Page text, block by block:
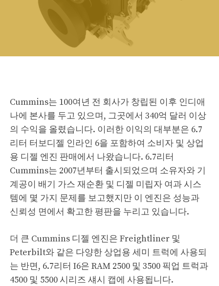
Cummins는 100여년 전 회사가 창립된 이후 인디애
나에 본사를 두고 있으며, 그곳에서 340억 달러 이상
의 수익을 올렸습니다. 이러한 이익의 대부분은 6.7
리터 터보디젤 인라인 6을 포함하여 소비자 및 상업
용 디젤 엔진 판매에서 나왔습니다. 6.7리터
Cummins는 2007년부터 출시되었으며 소유자와 기
계공이 배기 가스 재순환 및 디젤 미립자 여과 시스
템에 몇 가지 문제를 보고했지만 이 엔진은 성능과
신뢰성 면에서 확고한 평판을 누리고 있습니다.
더 큰 Cummins 디젤 엔진은 Freightliner 및
Peterbilt와 같은 다양한 상업용 세미 트럭에 사용되
는 반면, 6.7리터 I6은 RAM 2500 및 3500 픽업 트럭과
4500 및 5500 시리즈 섀시 캡에 사용됩니다.